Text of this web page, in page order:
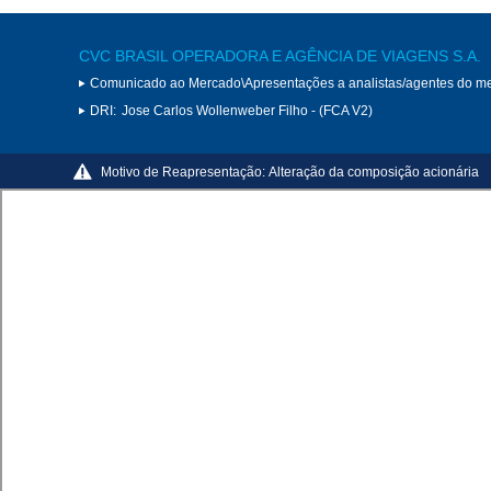
CVC BRASIL OPERADORA E AGÊNCIA DE VIAGENS S.A.
Comunicado ao Mercado\Apresentações a analistas/agentes do
DRI: Jose Carlos Wollenweber Filho - (FCA V2)
Motivo de Reapresentação: Alteração da composição acionária